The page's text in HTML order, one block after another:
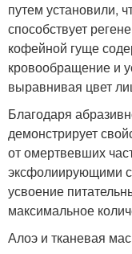
путем установили,
способствует
кофейной гуще
кровообращение и
выравнивая цвет
Благодаря
демонстрирует
от омертвевших
эксфолиирующими
усвоение
максимальное
Алоэ и тканевая